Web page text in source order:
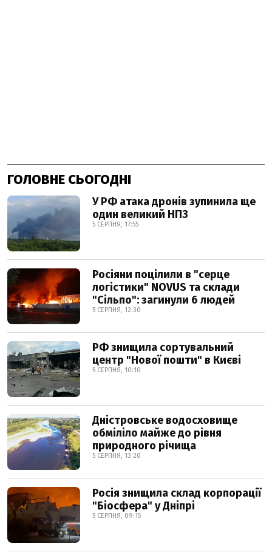
ГОЛОВНЕ СЬОГОДНІ
У РФ атака дронів зупинила ще
один великий НПЗ
5 СЕРПНЯ, 17:55
Росіяни поцілили в "серце
логістики" NOVUS та склади
"Сільпо": загинули 6 людей
5 СЕРПНЯ, 12:30
РФ знищила сортувальний
центр "Нової пошти" в Києві
5 СЕРПНЯ, 10:10
Дністровське водосховище
обміліло майже до рівня
природного річища
5 СЕРПНЯ, 13:20
Росія знищила склад корпорації
"Біосфера" у Дніпрі
5 СЕРПНЯ, 09:15